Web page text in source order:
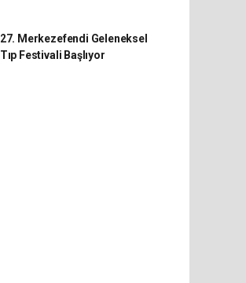
27. Merkezefendi Geleneksel
Tıp Festivali Başlıyor